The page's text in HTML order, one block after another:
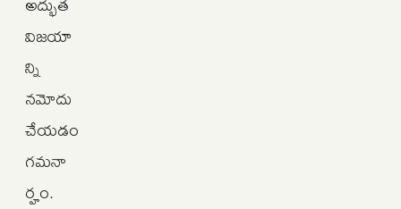
విజయా
న్ని
నమోదు
చేయడం
గమనా
ర్హం.